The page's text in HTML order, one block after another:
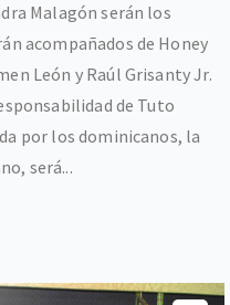
Malagón serán los
acompañados de Honey
León y Raúl Grisanty Jr.
de Tuto
por los dominicanos, la
será...